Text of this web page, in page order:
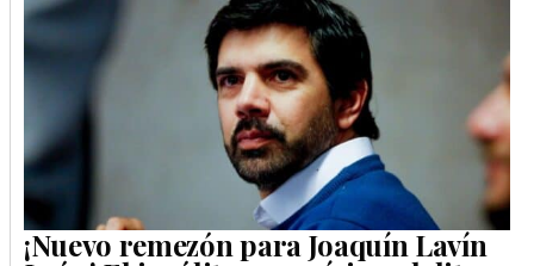
¡Nuevo remezón para Joaquín Lavín